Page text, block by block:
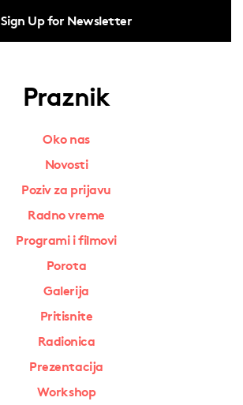
Sign Up for Newsletter
Praznik
Oko nas
Novosti
Poziv za prijavu
Radno vreme
Programi i filmovi
Porota
Galerija
Pritisnite
Radionica
Prezentacija
Workshop